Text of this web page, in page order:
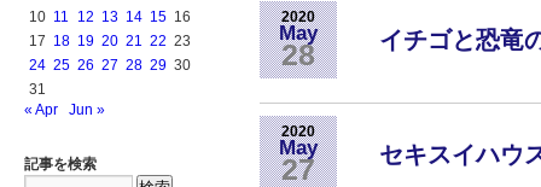
10 11 12 13 14 15 16
17 18 19 20 21 22 23
24 25 26 27 28 29 30
31
« Apr
Jun »
記事を検索
2020
May
28 イチゴと恐竜
2020
May
27 セキスイハウ